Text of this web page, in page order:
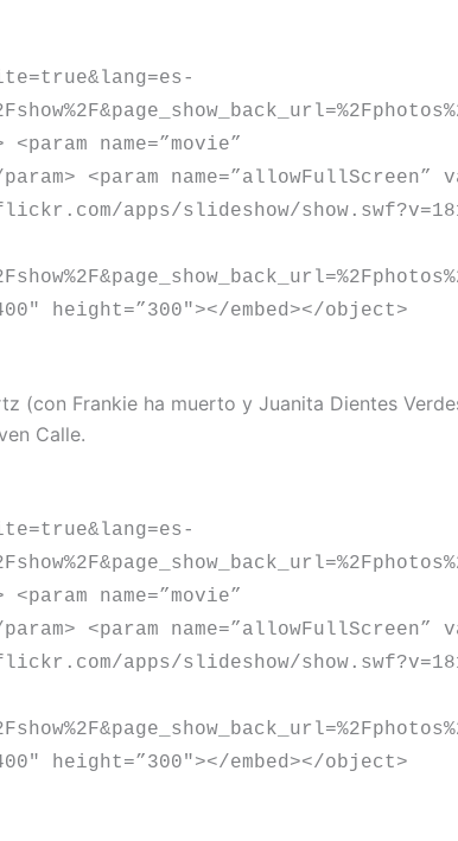
<param name=”movie”
<param name=”allowFullScreen”
apps/slideshow/
height=”300″></embed></object>
(con Frankie ha muerto y Juanita Dientes
Calle.
<param name=”movie”
<param name=”allowFullScreen”
apps/slideshow/
height=”300″></embed></object>